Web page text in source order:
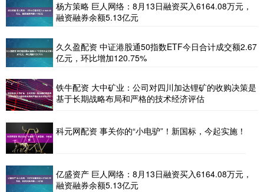
杨方策略 巨人网络：8月13日融资买入6164.08万元，
融资融券余额5.13亿元
久久盈配资 中证港股通50指数ETF今日合计成交额2.67
亿元，环比增加120.75%
铁牛配资 大中矿业：公司对四川加达锂矿的收购决策是
基于长期战略布局和严格的技术经济评估
科元网配资 事关你的“小电驴”！新国标，今起实施！
亿盛资产 巨人网络：8月13日融资买入6164.08万元，
融资融券余额5.13亿元